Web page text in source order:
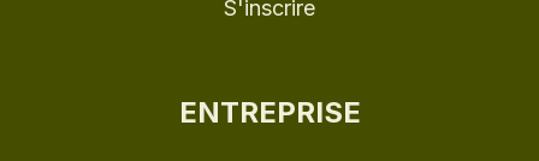
S'inscrire
ENTREPRISE